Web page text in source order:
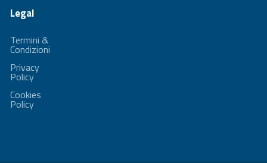
Legal
Termini &
Condizioni
Privacy
Policy
Cookies
Policy